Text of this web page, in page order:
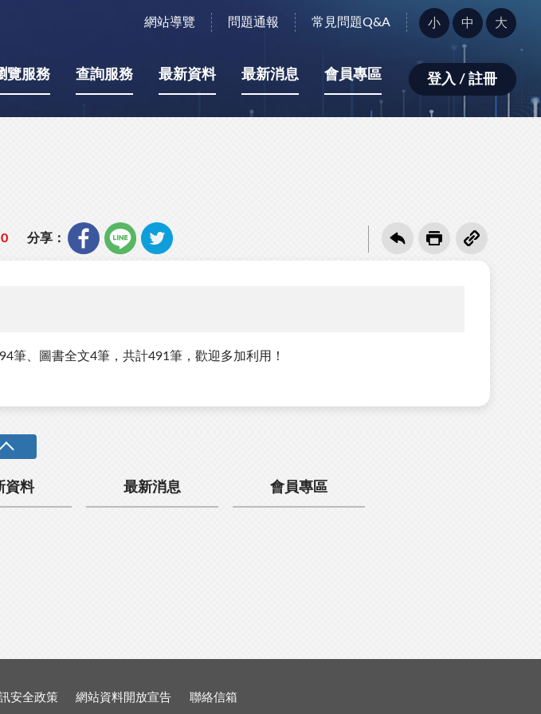
網站導覽 問題通報 常見問題Q&A
字
型
小：
小 中 大
覽服務 查詢服務 最新資料 最新消息 會員專區 登入 / 註冊
0 分享：
筆、圖書全文4筆，共計491筆，歡迎多加利用！
資料 最新消息 會員專區
安全政策 網站資料開放宣告 聯絡信箱